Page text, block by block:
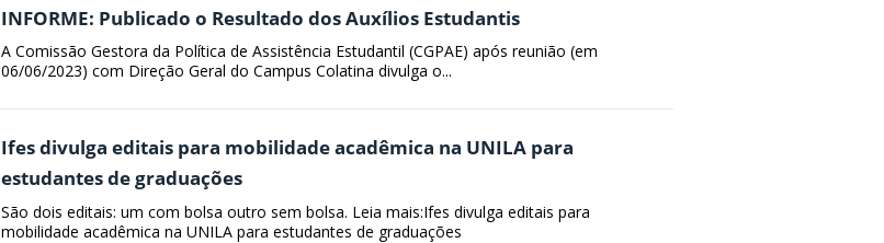
INFORME: Publicado o Resultado dos Auxílios Estudantis
A Comissão Gestora da Política de Assistência Estudantil (CGPAE) após reunião (em
06/06/2023) com Direção Geral do Campus Colatina divulga o...
Ifes divulga editais para mobilidade acadêmica na UNILA para
estudantes de graduações
São dois editais: um com bolsa outro sem bolsa. Leia mais:Ifes divulga editais para
mobilidade acadêmica na UNILA para estudantes de graduações